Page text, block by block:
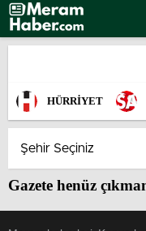
HÜRRİYET
Gazete henüz